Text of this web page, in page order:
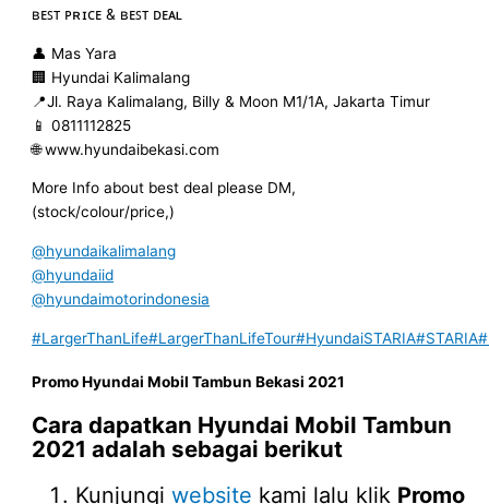
ʙᴇꜱᴛ ᴘʀɪᴄᴇ & ʙᴇꜱᴛ ᴅᴇᴀʟ
👤 Mas Yara
🏢 Hyundai Kalimalang
📍Jl. Raya Kalimalang, Billy & Moon M1/1A, Jakarta Timur
📱 0811112825
🌐 www.hyundaibekasi.com
More Info about best deal please DM,
(stock/colour/price,)
@hyundaikalimalang
@hyundaiid
@hyundaimotorindonesia
#LargerThanLife#LargerThanLifeTour#HyundaiSTARIA#STARIA
PromoHyundai Mobil Tambun Bekasi 2021
Cara dapatkan Hyundai Mobil Tambun
2021 adalah sebagai berikut
Kunjungiwebsite kami lalu klik Promo